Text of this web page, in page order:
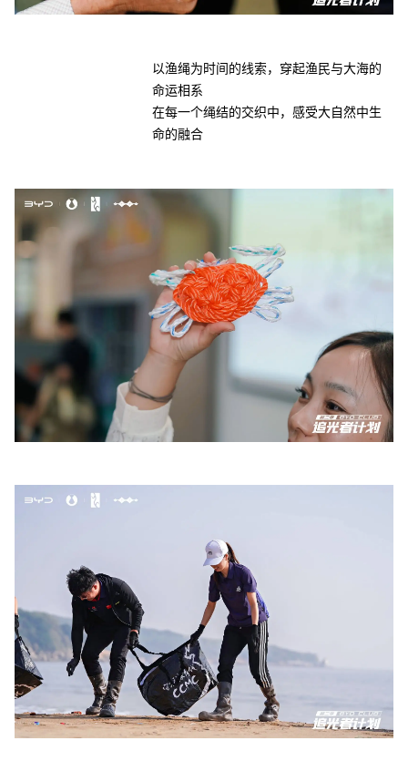
以渔绳为时间的线索，穿起渔民与大海的
命运相系
在每一个绳结的交织中，感受大自然中生
命的融合